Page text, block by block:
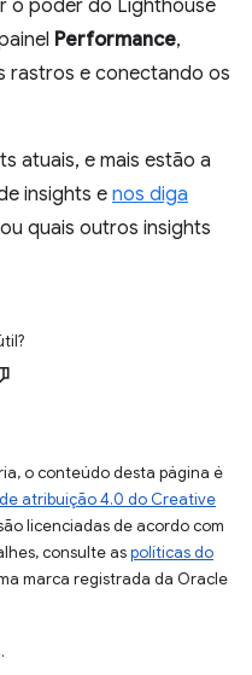
o poder do Lighthouse
Performance,
rastros e conectando os
atuais, e mais estão a
insights e nos diga
quais outros insights
o conteúdo desta página é
atribuição 4.0 do Creative
licenciadas de acordo com
consulte aspolíticas do
marca registrada da Oracle